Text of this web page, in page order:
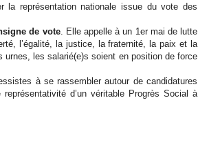
représentation nationale issue du vote des
de vote. Elle appelle à un 1er mai de lutte
l’égalité, la justice, la fraternité, la paix et la
les salarié(e)s soient en position de force
à se rassembler autour de candidatures
d’un véritable Progrès Social à